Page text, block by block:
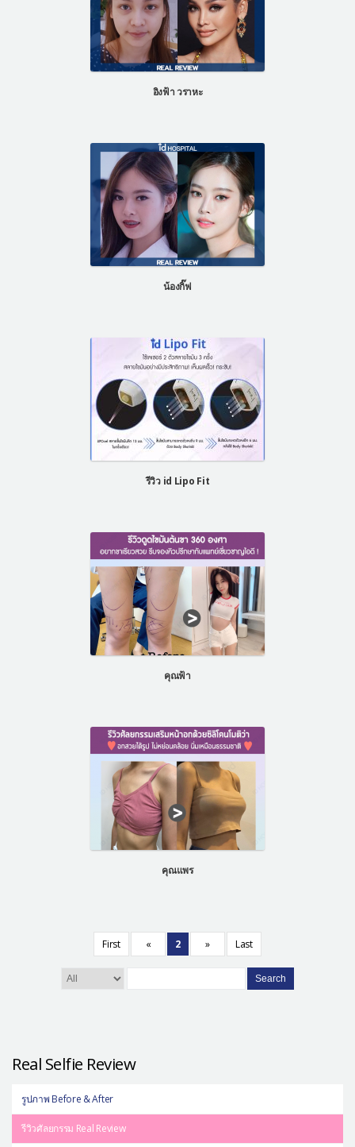
อิงฟ้า วราหะ
น้องกิ๊ฟ
รีวิว id Lipo Fit
คุณฟ้า
คุณแพร
First « 2 » Last
Search
Real Selfie Review
รูปภาพ Before & After
รีวิวศัลยกรรม Real Review